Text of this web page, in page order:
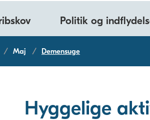
Politik og
Maj Demensuge
Hyggelige